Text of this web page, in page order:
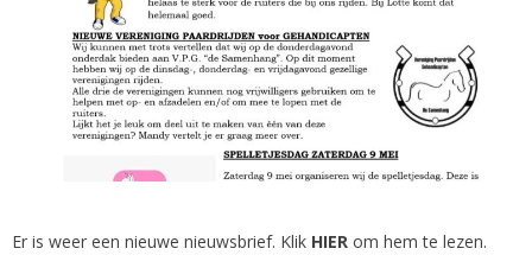
Er is weer een nieuwe nieuwsbrief. Klik HIER om hem te lezen.